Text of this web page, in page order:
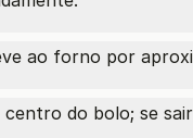
ao forno por
do bolo; se